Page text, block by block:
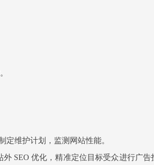
维护计划，监测网站性能。
SEO 优化，精准定位目标受众进行广